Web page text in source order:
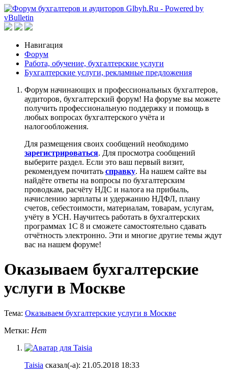
Навигация
Форум
Работа, обучение, бухгалтерские услуги
Бухгалтерские услуги, рекламные предложения
Форум начинающих и профессиональных бухгалтеров,
аудиторов, бухгалтерский форум! На форуме вы можете
получить профессиональную поддержку и помощь в
любых вопросах бухгалтерского учёта и
налогообложения.
Для размещения своих сообщений необходимо
зарегистрироваться. Для просмотра сообщений
выберите раздел. Если это ваш первый визит,
рекомендуем почитать справку. На нашем сайте вы
найдёте ответы на вопросы по бухгалтерским
проводкам, расчёту НДС и налога на прибыль,
начислению зарплаты и удержанию НДФЛ, плану
счетов, себестоимости, материалам, товарам, услугам,
учёту в УСН. Научитесь работать в бухгалтерских
программах 1С 8 и сможете самостоятельно сдавать
отчётность электронно. Эти и многие другие темы ждут
вас на нашем форуме!
Оказываем бухгалтерские
услуги в Москве
Тема: Оказываем бухгалтерские услуги в Москве
Метки: Нет
Taisia сказал(-а): 21.05.2018 18:33